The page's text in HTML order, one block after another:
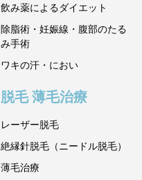
飲み薬によるダイエット
除脂術・妊娠線・腹部のたる
み手術
ワキの汗・におい
脱毛 薄毛治療
レーザー脱毛
絶縁針脱毛（ニードル脱毛）
薄毛治療